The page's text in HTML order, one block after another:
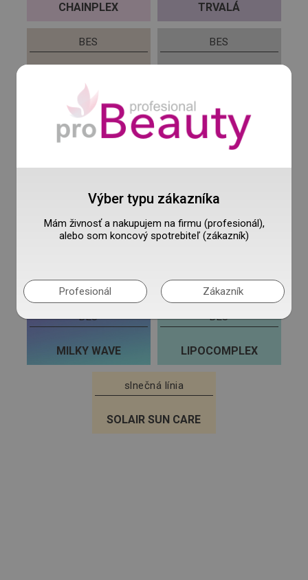
CHAINPLEX TRVALÁ
BES BES
Ošetrenie novej
generácie
BES
KERATÍN
KRYSTAL LAMINATION
BES
POMÔCKY
BES
MILKY WAVE
BES
LIPOCOMPLEX
slnečná línia
SOLAIR SUN CARE
Výber typu zákazníka
Mám živnosť a nakupujem na firmu (profesionál),
alebo som koncový spotrebiteľ (zákazník)
Profesionál Zákazník